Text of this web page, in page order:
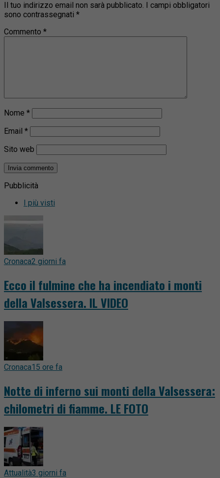
Il tuo indirizzo email non sarà pubblicato.
I campi obbligatori
sono contrassegnati *
Commento *
Nome *
Email *
Sito web
Pubblicità
I più visti
Cronaca2 giorni fa
Ecco il fulmine che ha incendiato i monti
della Valsessera. IL VIDEO
Cronaca15 ore fa
Notte di inferno sui monti della Valsessera:
chilometri di fiamme. LE FOTO
Attualità3 giorni fa